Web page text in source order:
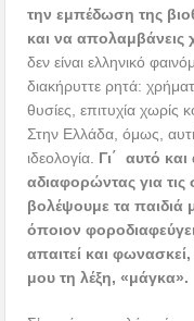
την εμπέδωση της
και να απολαμβάνεις
δεν είναι ελληνικό
διακήρυττε ρητά:
θυσίες, επιτυχία χωρίς
Στην Ελλάδα, όμως,
ιδεολογία. Γι΄ αυτό
αδιαφορώντας για
βολέψουμε τα
όποιον
απαιτεί και
μου τη λέξη, «μάγκα».